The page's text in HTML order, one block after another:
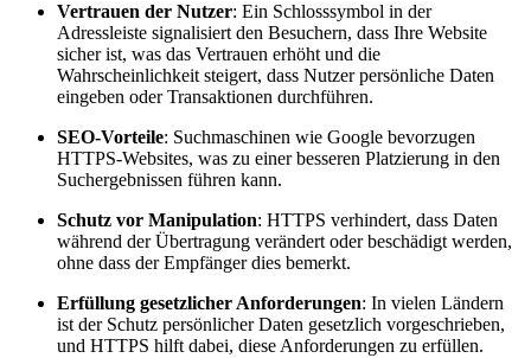
Vertrauen der Nutzer: Ein Schlosssymbol in der
Adressleiste signalisiert den Besuchern, dass Ihre Website
sicher ist, was das Vertrauen erhöht und die
Wahrscheinlichkeit steigert, dass Nutzer persönliche Daten
eingeben oder Transaktionen durchführen.
SEO-Vorteile: Suchmaschinen wie Google bevorzugen
HTTPS-Websites, was zu einer besseren Platzierung in den
Suchergebnissen führen kann.
Schutz vor Manipulation: HTTPS verhindert, dass Daten
während der Übertragung verändert oder beschädigt werden,
ohne dass der Empfänger dies bemerkt.
Erfüllung gesetzlicher Anforderungen: In vielen Ländern
ist der Schutz persönlicher Daten gesetzlich vorgeschrieben,
und HTTPS hilft dabei, diese Anforderungen zu erfüllen.